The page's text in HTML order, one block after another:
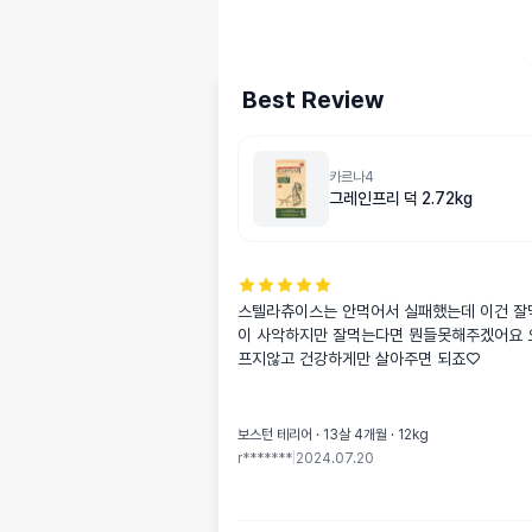
Best Review
카르나4
그레인프리 덕 2.72kg
스텔라츄이스는 안먹어서 실패했는데 이건 잘
이 사악하지만 잘먹는다면 뭔들못해주겠어요
프지않고 건강하게만 살아주면 되죠♡
보스턴 테리어 · 13살 4개월 · 12kg
r******* 2024.07.20